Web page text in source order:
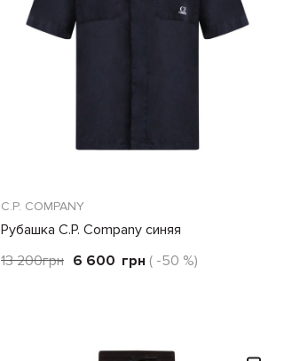
C.P. COMPANY
Рубашка C.P. Company синяя
13 200грн 6 600 грн ( -50 %)